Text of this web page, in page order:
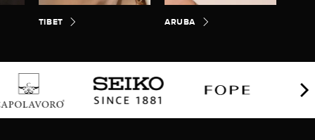
TIBET ARUBA